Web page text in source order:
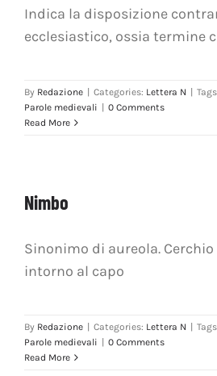
Indica la disposizione
ecclesiastico, ossia termine
By Redazione | Categories: Lettera N |
Parole medievali | 0 Comments
Read More
Nimbo
Sinonimo di aureola.
intorno al capo
By Redazione | Categories: Lettera N |
Parole medievali | 0 Comments
Read More